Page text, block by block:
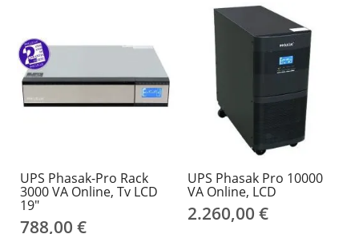
UPS Phasak-Pro Rack
3000 VA Online, Tv LCD
19"
788,00 €
UPS Phasak Pro 10000
VA Online, LCD
2.260,00 €